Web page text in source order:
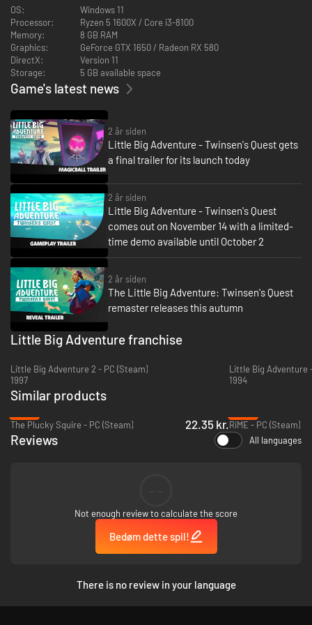
med formidable fjender!
Uanset om du er en gammel, hardcore fan eller helt ny til serien, tilbyder
Little Big Adventure - Twinsen's Quest et eventyr som ingen andre. Er du
klar til at tage heltehatten på og komme Twinsun til undsætning?
FEATURES
Lad dig rive med af spillets fængslende historie med dybe temaer.
Gå på opdagelse overalt på Twinsun med et nyt banelayout og
nydesignede betjeningselementer.
Besejr fjender med en ny og forbedret magisk kugle.
Nyd spillets helt nye kunstneriske iscenesættelse.
Fordyb dig i et nyt soundtrack af den oprindelige komponist.
OS:
Windows 11
Processor:
Ryzen 5 1600X / Core i3-8100
Memory:
8 GB RAM
Graphics:
GeForce GTX 1650 / Radeon RX 580
DirectX:
Version 11
Storage:
5 GB available space
Game's latest news
2 år siden
Little Big Adventure - Twinsen's Quest gets
a final trailer for its launch today
2 år siden
Little Big Adventure - Twinsen's Quest
comes out on November 14 with a limited-
time demo available until October 2
2 år siden
The Little Big Adventure: Twinsen's Quest
remaster releases this autumn
Little Big Adventure franchise
Little Big Adventure 2 - PC (Steam)
1997
Little Big Adventure
1994
Similar products
The Plucky Squire - PC (Steam)
22.35 kr.RiME - PC (Steam)
Reviews All languages
Not enough review to calculate the score
Bedøm dette spil!
There is no review in your language